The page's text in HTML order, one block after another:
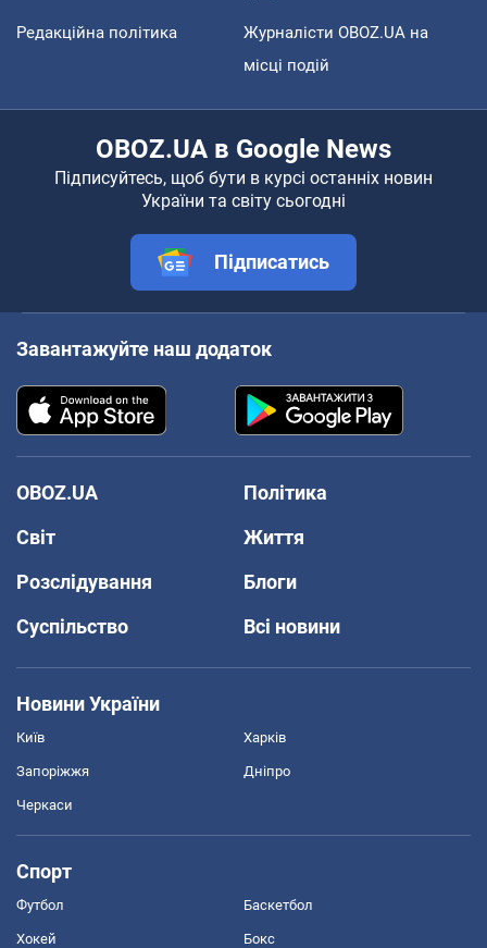
Редакційна політика
Журналісти OBOZ.UA на
місці подій
OBOZ.UA в Google News
Підписуйтесь, щоб бути в курсі останніх новин
України та світу сьогодні
Підписатись
Завантажуйте наш додаток
OBOZ.UA
Політика
Світ
Життя
Розслідування
Блоги
Суспільство
Всі новини
Новини України
Київ Харків
Запоріжжя Дніпро
Черкаси
Спорт
Футбол Баскетбол
Хокей Бокс